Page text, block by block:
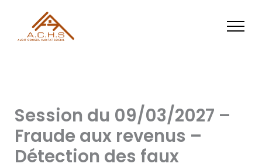
contenu
Session du 09/03/2027 –
Fraude aux revenus –
Détection des faux